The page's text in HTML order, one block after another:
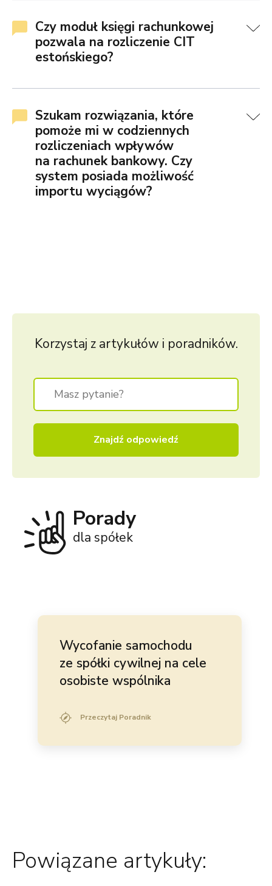
Czy moduł księgi rachunkowej
pozwala na rozliczenie CIT
estońskiego?
Szukam rozwiązania, które
pomoże mi w codziennych
rozliczeniach wpływów
na rachunek bankowy. Czy
system posiada możliwość
importu wyciągów?
Korzystaj z artykułów i poradników.
Znajdź odpowiedź
Porady
dla spółek
Wycofanie samochodu
ze spółki cywilnej na cele
osobiste wspólnika
Przeczytaj Poradnik
Powiązane artykuły: